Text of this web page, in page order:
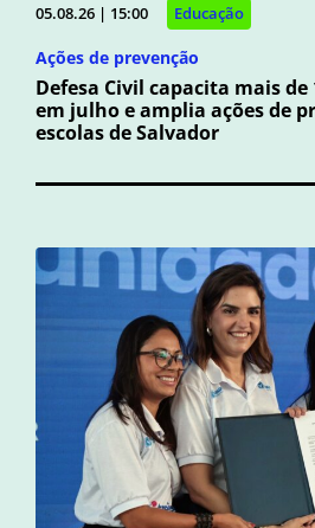
05.08.26 | 15:00 Educação
Ações de prevenção
Defesa Civil capacita mais
em julho e amplia ações de
escolas de Salvador